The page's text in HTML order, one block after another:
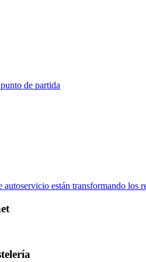
de partida
están transformando los